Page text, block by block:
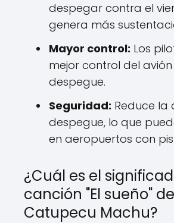
despegar contra el
genera más
Mayor control: Los
mejor control del avión
despegue.
Seguridad: Reduce la
despegue, lo que
en aeropuertos con
¿Cuál es el
canción "El sueño" de
Catupecu Machu?